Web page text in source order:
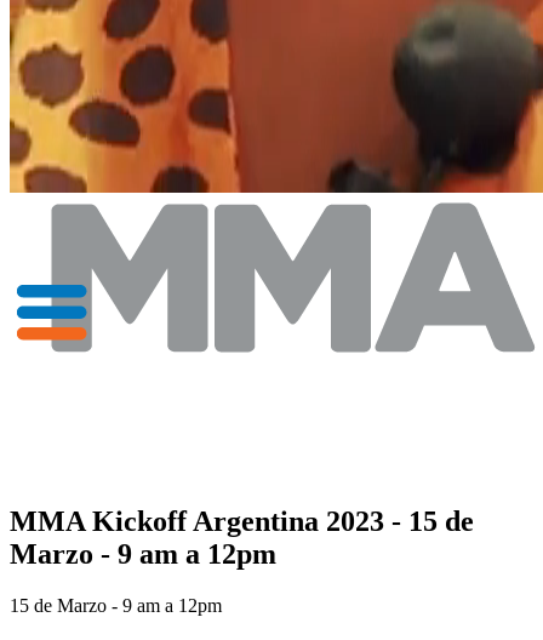
MMA Kickoff Argentina 2023 - 15 de
Marzo - 9 am a 12pm
15 de Marzo - 9 am a 12pm